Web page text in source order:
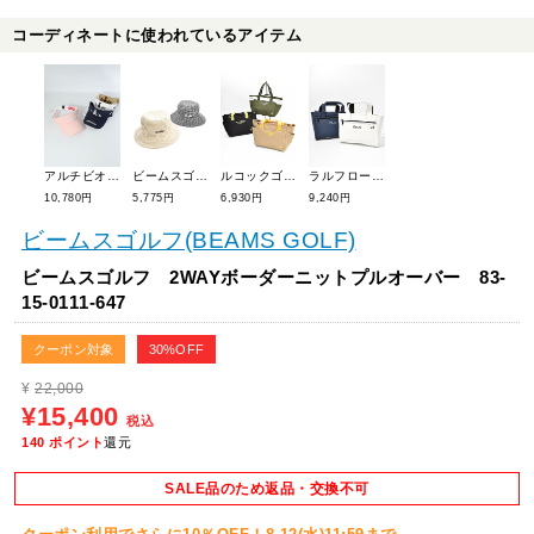
コーディネートに使われているアイテム
10,780円 5,775円 6,930円 9,240円
ビームスゴルフ(BEAMS GOLF)
ビームスゴルフ 2WAYボーダーニットプルオーバー 83-
15-0111-647
クーポン対象 30%OFF
¥ 22,000
¥15,400 税込
140 ポイント還元
SALE品のため返品・交換不可